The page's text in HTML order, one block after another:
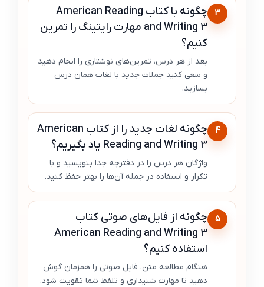
3
چگونه با کتاب American Reading
and Writing 3 مهارت رایتینگ را تمرین
کنیم؟
بعد از هر درس، تمرین‌های نوشتاری را انجام دهید
و سعی کنید جملات جدید با لغات همان درس
بسازید.
4
چگونه لغات جدید را از کتاب American
Reading and Writing 3 یاد بگیریم؟
واژگان هر درس را در دفترچه جدا بنویسید و با
تکرار و استفاده در جمله آن‌ها را بهتر حفظ کنید.
5
چگونه از فایل‌های صوتی کتاب
American Reading and Writing 3
استفاده کنیم؟
هنگام مطالعه متن، فایل صوتی را همزمان گوش
دهید تا مهارت شنیداری و تلفظ شما تقویت شود.